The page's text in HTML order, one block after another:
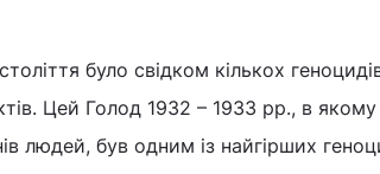
було свідком кількох
Цей Голод 1932 – 1933 рр., в якому
людей, був одним із найгірших